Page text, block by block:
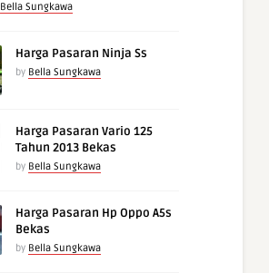
Bella Sungkawa
Harga Pasaran Ninja Ss
by Bella Sungkawa
Harga Pasaran Vario 125
Tahun 2013 Bekas
by Bella Sungkawa
Harga Pasaran Hp Oppo A5s
Bekas
by Bella Sungkawa